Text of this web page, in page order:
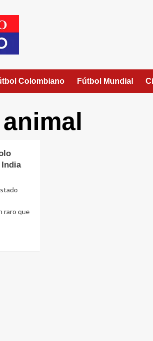
Colombiano Fútbol Mundial
raro que